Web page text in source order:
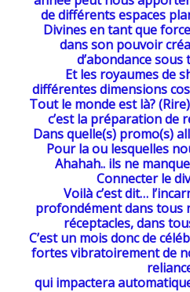
de différents espaces
Divines en tant que
dans son pouvoir
d’abondance
Et les royaumes de
différentes dimensions
Tout le monde est là?
c’est la préparation de
Dans quelle(s) promo(s)
Pour la ou lesquelles
Ahahah.. ils ne
Connecter le
Voilà c’est dit…
profondément dans tous
réceptacles, dans
C’est un mois donc de
fortes vibratoirement de
qui impactera